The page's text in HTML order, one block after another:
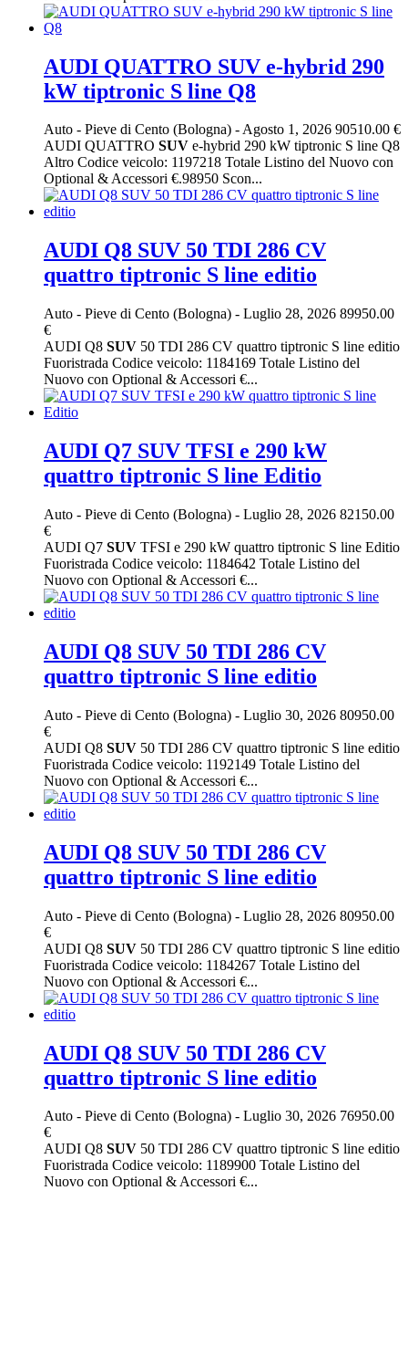
AUDI QUATTRO SUV e-hybrid 290
kW tiptronic S line Q8
Auto - Pieve di Cento (Bologna) -Agosto 1, 2026 90510.00 €
AUDI QUATTRO SUV e-hybrid 290 kW tiptronic S line Q8
Altro Codice veicolo: 1197218 Totale Listino del Nuovo con
Optional & Accessori €.98950 Scon...
AUDI Q8 SUV 50 TDI 286 CV
quattro tiptronic S line editio
Auto - Pieve di Cento (Bologna) - Luglio 28, 2026 89950.00
€
AUDI Q8 SUV 50 TDI 286 CV quattro tiptronic S line editio
Fuoristrada Codice veicolo: 1184169 Totale Listino del
Nuovo con Optional & Accessori €...
AUDI Q7 SUV TFSI e 290 kW
quattro tiptronic S line Editio
Auto - Pieve di Cento (Bologna) - Luglio 28, 2026 82150.00
€
AUDI Q7 SUV TFSI e 290 kW quattro tiptronic S line Editio
Fuoristrada Codice veicolo: 1184642 Totale Listino del
Nuovo con Optional & Accessori €...
AUDI Q8 SUV 50 TDI 286 CV
quattro tiptronic S line editio
Auto - Pieve di Cento (Bologna) - Luglio 30, 2026 80950.00
€
AUDI Q8 SUV 50 TDI 286 CV quattro tiptronic S line editio
Fuoristrada Codice veicolo: 1192149 Totale Listino del
Nuovo con Optional & Accessori €...
AUDI Q8 SUV 50 TDI 286 CV
quattro tiptronic S line editio
Auto - Pieve di Cento (Bologna) - Luglio 28, 2026 80950.00
€
AUDI Q8 SUV 50 TDI 286 CV quattro tiptronic S line editio
Fuoristrada Codice veicolo: 1184267 Totale Listino del
Nuovo con Optional & Accessori €...
AUDI Q8 SUV 50 TDI 286 CV
quattro tiptronic S line editio
Auto - Pieve di Cento (Bologna) - Luglio 30, 2026 76950.00
€
AUDI Q8 SUV 50 TDI 286 CV quattro tiptronic S line editio
Fuoristrada Codice veicolo: 1189900 Totale Listino del
Nuovo con Optional & Accessori €...